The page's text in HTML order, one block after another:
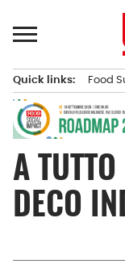
al
principale
Quick links: Food
A
DECO